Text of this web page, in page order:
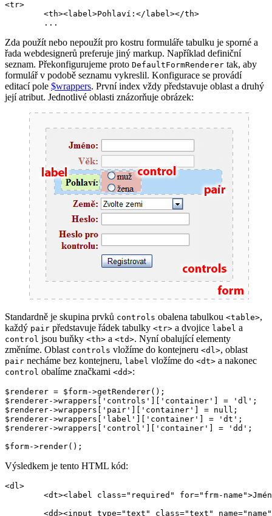
<tr>
Zda použít nebo nepoužít pro kostru formuláře tabulku je sporné a
řada webdesignerů preferuje jiný markup. Například definiční
seznam. Překonfigurujeme proto DefaultFormRenderer tak, aby
formulář v podobě seznamu vykreslil. Konfigurace se provádí
editací pole $wrappers. První index vždy představuje oblast a druhý
její atribut. Jednotlivé oblasti znázorňuje obrázek:
Standardně je skupina prvků controls obalena tabulkou <table>,
každý pair představuje řádek tabulky <tr> a dvojice label a
control jsou buňky <th> a <td>. Nyní obalující elementy
změníme. Oblast controls vložíme do kontejneru <dl>, oblast
pair necháme bez kontejneru, label vložíme do <dt> a nakonec
control obalíme značkami <dd>:
$renderer = $form->getRenderer();
$renderer->wrappers['controls']['container'] = 'dl';
$renderer->wrappers['pair']['container'] = null;
$renderer->wrappers['label']['container'] = 'dt';
$renderer->wrappers['control']['container'] = 'dd';
Výsledkem je tento HTML kód:
<dl>